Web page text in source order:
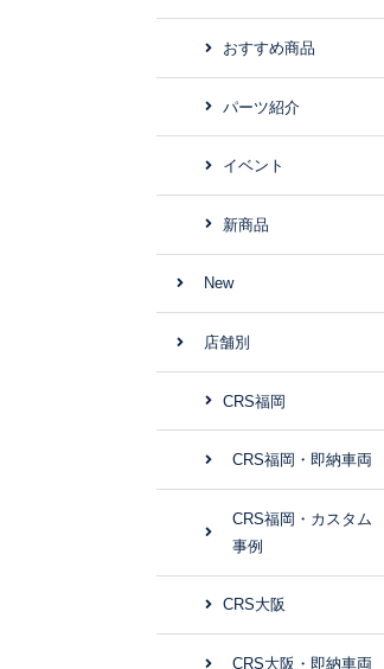
おすすめ商品
パーツ紹介
イベント
新商品
New
店舗別
CRS福岡
CRS福岡・即納車両
CRS福岡・カスタム
事例
CRS大阪
CRS大阪・即納車両